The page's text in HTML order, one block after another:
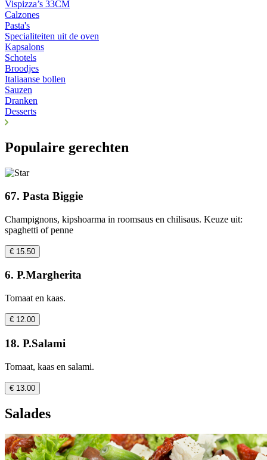
Vispizza’s 33CM
Calzones
Pasta's
Specialiteiten uit de oven
Kapsalons
Schotels
Broodjes
Italiaanse bollen
Sauzen
Dranken
Desserts
Populaire gerechten
67. Pasta Biggie
Champignons, kipshoarma in roomsaus en chilisaus. Keuze uit:
spaghetti of penne
€ 15.50
6. P.Margherita
Tomaat en kaas.
€ 12.00
18. P.Salami
Tomaat, kaas en salami.
€ 13.00
Salades